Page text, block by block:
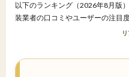
以下のランキング（2026年8月版
装業者の口コミやユーザーの注目